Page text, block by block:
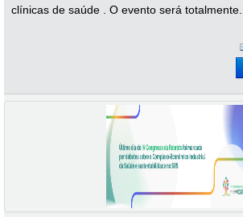
clínicas de saúde . O evento será totalmente...